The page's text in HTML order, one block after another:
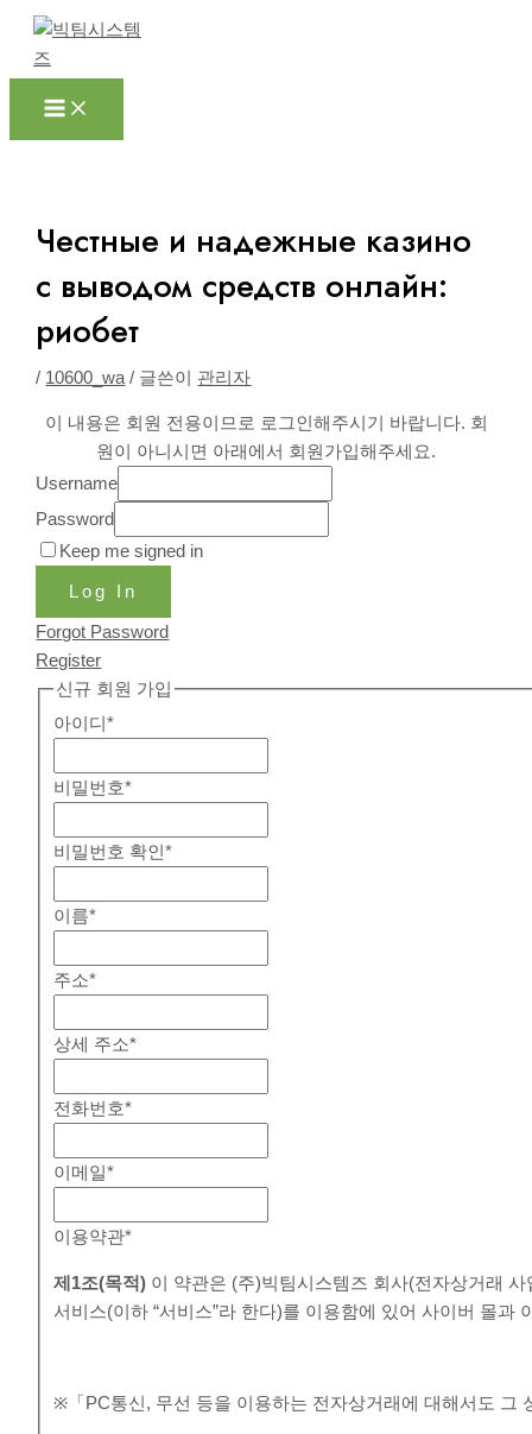
Menu
Честные и надежные казино
с выводом средств онлайн:
риобет
/ 10600_wa/ 글쓴이 관리자
이 내용은 회원 전용이므로 로그인해주시기 바랍니다. 회
원이 아니시면 아래에서 회원가입해주세요.
Username
Password
Keep me signed in
Log In
Forgot Password
Register
신규 회원 가입
아이디*
비밀번호*
비밀번호 확인*
이름*
주소*
상세 주소*
전화번호*
이메일*
이용약관*
제 1조(목적) 이 약관은 (주)빅팀시스템즈 회사(전자상거래
서비스(이하 “서비스”라 한다)를 이용함에 있어 사이버 몰
※「PC통신, 무선 등을 이용하는 전자상거래에 대해서도 그
포
트